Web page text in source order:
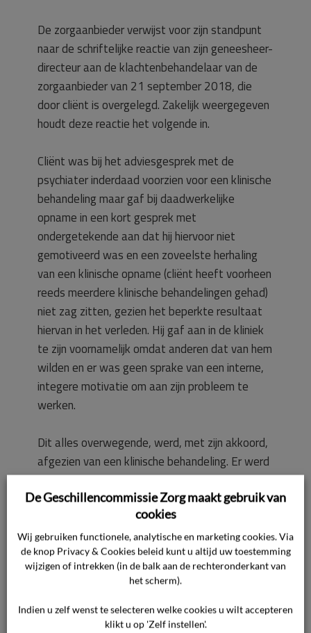
De zorgaanbieder verwijst voor zijn standpunt
naar de schriftelijke reactie van zijn geneesheer-
directeur aan de klachtenbehandelaar van de
zorgaanbieder van 21 september 2018, die
door cliënt is overgelegd. Zakelijk weergegeven
houdt deze reactie het volgende in.
Cliënt was bij het adviesgesprek met de
psychiater inderdaad voorzien voor een klinische
behandeling maar gaf bij daadwerkelijke
opname in een kort gesprek met
ondergetekende aan dat hij hiervoor niet
gemotiveerd was en een zoveelste herhaling
van een klinische opname (cliënt heeft voorheen
reeds meerdere klinische behandelingen gehad)
niet zag zitten, gezien het beperkte resultaat
hiervan in het verleden. Hij gaf aan in de kliniek
te zijn voornamelijk omdat anderen dat van hem
wilden en er was geen sprake van een interne,
integere motivatie om aan zijn probleem te
werken.
Dit alles overwegende, werd, met zijn akkoord,
afgezien van een klinische behandeling. Er werd
hem als passend alternatief een intensief
ambulant traject aangeboden. Dit voorstel
sloeg hij onmiddellijk af: hij gaf aan met ontslag
te willen en hulp te gaan zoeken bij een andere
organisatie in het Utrechtse. Hij verliet enige tijd
later de kliniek en ontbond eenzijdig en zonder
behandelingsovereenkomst.
De Geschillencommissie Zorg maakt gebruik van
cookies
Wij gebruiken functionele, analytische en marketing cookies. Via
de knop Privacy & Cookies beleid kunt u altijd uw toestemming
wijzigen of intrekken (in de balk aan de rechteronderkant van
het scherm).
Indien u zelf wenst te selecteren welke cookies u wilt accepteren
klikt u op 'Zelf instellen'.